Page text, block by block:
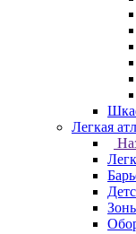
Легкая